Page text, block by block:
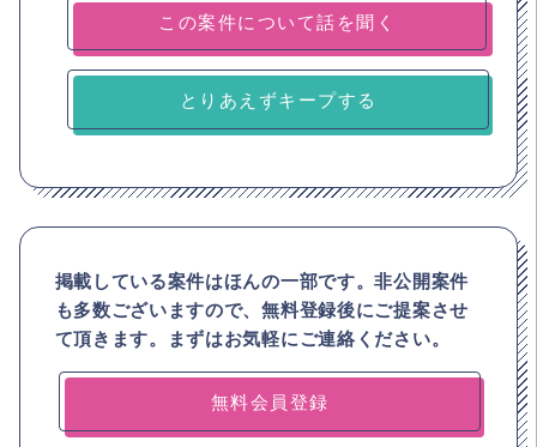
とりあえずキープする
掲載している案件はほんの一部です。非公開案件
も多数ございますので、無料登録後にご提案させ
て頂きます。まずはお気軽にご連絡ください。
無料会員登録